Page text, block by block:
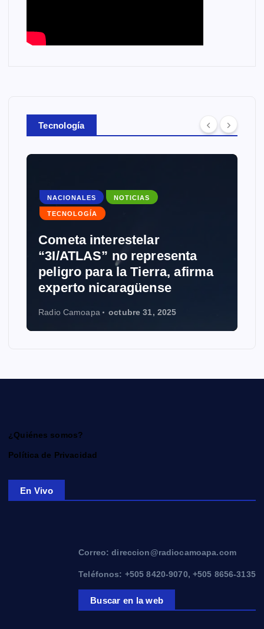
Tecnología
NACIONALES NOTICIAS
TECNOLOGÍA
Cometa interestelar
“3I/ATLAS” no representa
peligro para la Tierra, afirma
experto nicaragüense
Radio Camoapa octubre 31, 2025
¿Quiénes somos?
Política de Privacidad
En Vivo
Correo: direccion@radiocamoapa.com
Teléfonos: +505 8420-9070, +505 8656-3135
Buscar en la web